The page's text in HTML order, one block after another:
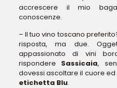
accrescere il mio
conoscenze.
– Il tuo vino toscano
risposta, ma due.
appassionato di vini
rispondere Sassicaia,
dovessi ascoltare il cuore ed
etichetta Blu.